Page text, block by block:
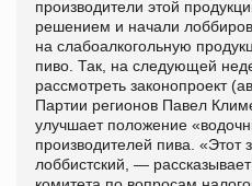
производители этой
решением и начали
на слабоалкогольную
пиво. Так, на следующей
рассмотреть законопроект
Партии регионов Павел
улучшает положение
производителей пива. «Этот
лоббистский, —